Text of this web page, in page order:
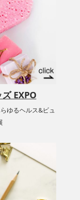
EXPO
ゆるヘルス&ビュ